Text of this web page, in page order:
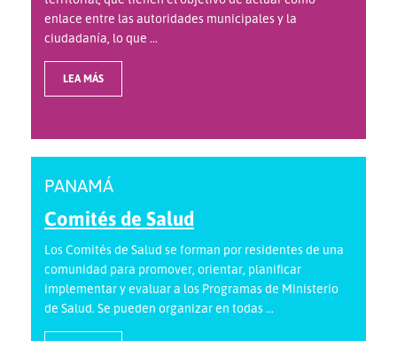
enlace entre las autoridades municipales y la
ciudadanía, lo que ...
LEA MÁS
PANAMÁ
Comités de Salud
Los Comités de Salud se forman por residentes de una
comunidad para promover, orientar, planificar
implementar y evaluar a los Programas de Ministerio
de Salud. Se pueden organizar en todas ...